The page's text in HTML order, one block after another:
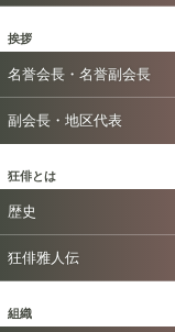
挨拶
名誉会長・名誉副会長
副会長・地区代表
狂俳とは
歴史
狂俳雅人伝
組織